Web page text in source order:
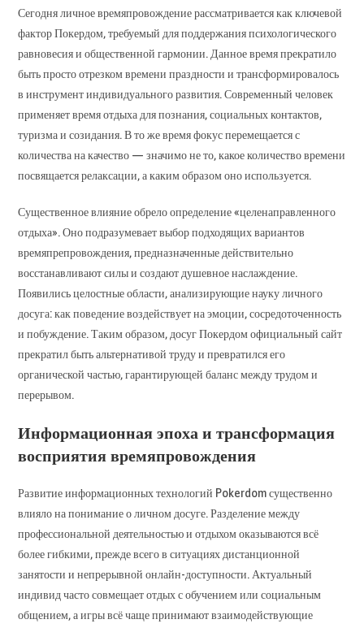
Сегодня личное времяпровождение рассматривается как ключевой
фактор Покердом, требуемый для поддержания психологического
равновесия и общественной гармонии. Данное время прекратило
быть просто отрезком времени праздности и трансформировалось
в инструмент индивидуального развития. Современный человек
применяет время отдыха для познания, социальных контактов,
туризма и созидания. В то же время фокус перемещается с
количества на качество — значимо не то, какое количество времени
посвящается релаксации, а каким образом оно используется.
Существенное влияние обрело определение «целенаправленного
отдыха». Оно подразумевает выбор подходящих вариантов
времяпрепровождения, предназначенные действительно
восстанавливают силы и создают душевное наслаждение.
Появились целостные области, анализирующие науку личного
досуга: как поведение воздействует на эмоции, сосредоточенность
и побуждение. Таким образом, досуг Покердом официальный сайт
прекратил быть альтернативой труду и превратился его
органической частью, гарантирующей баланс между трудом и
перерывом.
Информационная эпоха и трансформация
восприятия времяпровождения
Развитие информационных технологий Pokerdom существенно
влияло на понимание о личном досуге. Разделение между
профессиональной деятельностью и отдыхом оказываются всё
более гибкими, прежде всего в ситуациях дистанционной
занятости и непрерывной онлайн-доступности. Актуальный
индивид часто совмещает отдых с обучением или социальным
общением, а игры всё чаще принимают взаимодействующие